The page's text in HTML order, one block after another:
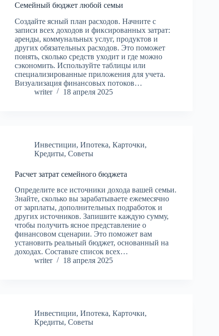
Семейный бюджет любой семьи
Создайте ясный план расходов. Начните с
записи всех доходов и фиксированных затрат:
аренды, коммунальных услуг, продуктов и
других обязательных расходов. Это поможет
понять, сколько средств уходит и где можно
сэкономить. Используйте таблицы или
специализированные приложения для учета.
Визуализация финансовых потоков…
writer
18 апреля 2025
Инвестиции, Ипотека, Карточки,
Кредиты, Советы
Расчет затрат семейного бюджета
Определите все источники дохода вашей семьи.
Знайте, сколько вы зарабатываете ежемесячно
от зарплаты, дополнительных подработок и
других источников. Запишите каждую сумму,
чтобы получить ясное представление о
финансовом сценарии. Это поможет вам
установить реальный бюджет, основанный на
доходах. Составьте список всех…
writer
18 апреля 2025
Инвестиции, Ипотека, Карточки,
Кредиты, Советы